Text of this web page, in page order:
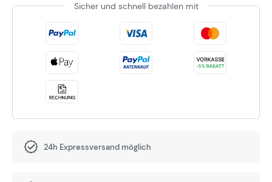
Sicher und schnell bezahlen mit
24h Expressversand möglich